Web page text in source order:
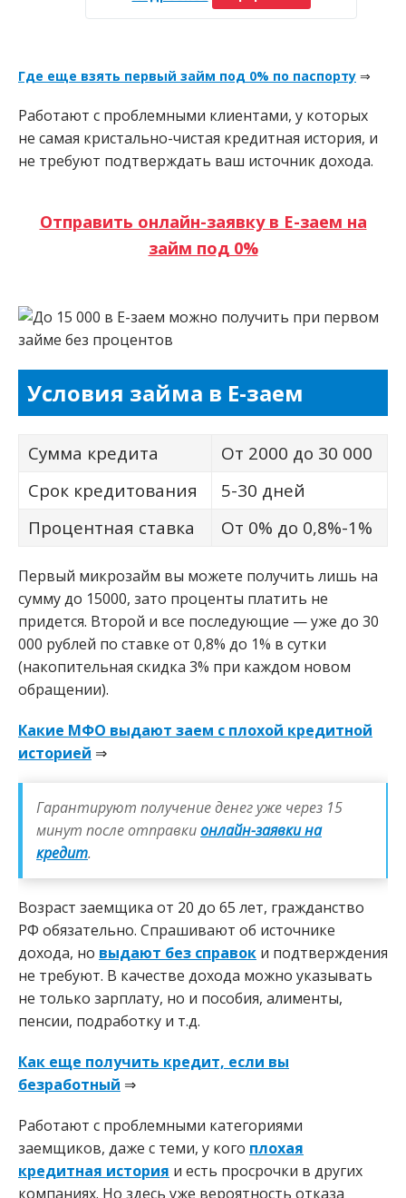
Где еще взять первый займ под 0% по паспорту ⇒
Работают с проблемными клиентами, у которых
не самая кристально-чистая кредитная история, и
не требуют подтверждать ваш источник дохода.
Отправить онлайн-заявку в Е-заем на
займ под 0%
Условия займа в Е-заем
Сумма кредита
От 2000 до 30 000
Срок кредитования
5-30 дней
Процентная ставка
От 0% до 0,8%-1%
Первый микрозайм вы можете получить лишь на
сумму до 15000, зато проценты платить не
придется. Второй и все последующие — уже до 30
000 рублей по ставке от 0,8% до 1% в сутки
(накопительная скидка 3% при каждом новом
обращении).
Какие МФО выдают заем с плохой кредитной
историей ⇒
Гарантируют получение денег уже через 15
минут после отправкионлайн-заявки на
кредит.
Возраст заемщика от 20 до 65 лет, гражданство
РФ обязательно. Спрашивают об источнике
дохода, но выдают без справок и подтверждения
не требуют. В качестве дохода можно указывать
не только зарплату, но и пособия, алименты,
пенсии, подработку и т.д.
Как еще получить кредит, если вы
безработный ⇒
Работают с проблемными категориями
заемщиков, даже с теми, у кого плохая
кредитная история и есть просрочки в других
компаниях. Но здесь уже вероятность отказа